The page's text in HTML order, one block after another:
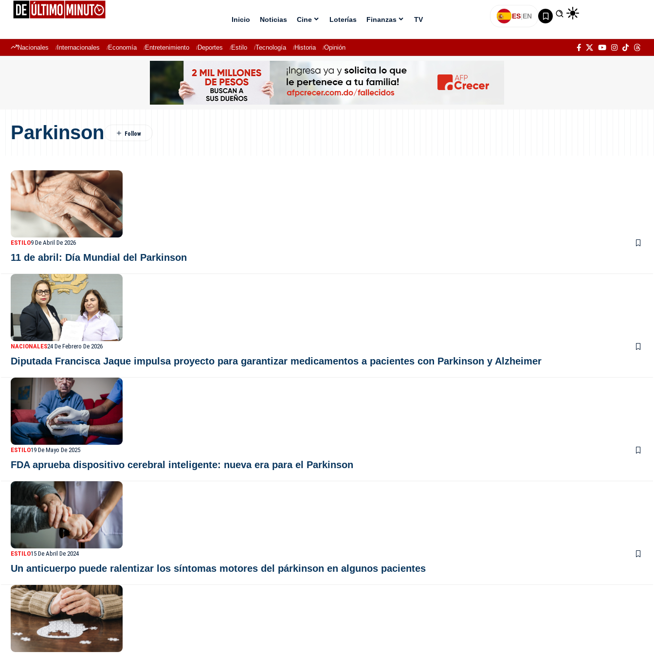
Inicio Noticias Cine Loterías Finanzas TV ES|EN
Nacionales Internacionales Economía Entretenimiento Deportes Estilo Tecnología Historia Opinión
Parkinson
ESTILO9 De Abril De 2026
11 de abril: Día Mundial del Parkinson
NACIONALES24 De Febrero De 2026
Diputada Francisca Jaque impulsa proyecto para garantizar medicamentos a pacientes con Parkinson y Alzheimer
ESTILO19 De Mayo De 2025
FDA aprueba dispositivo cerebral inteligente: nueva era para el Parkinson
ESTILO15 De Abril De 2024
Un anticuerpo puede ralentizar los síntomas motores del párkinson en algunos pacientes